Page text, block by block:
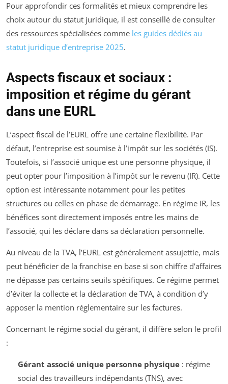
Pour approfondir ces formalités et mieux comprendre les
choix autour du statut juridique, il est conseillé de consulter
des ressources spécialisées comme les guides dédiés au
statut juridique d’entreprise 2025.
Aspects fiscaux et sociaux :
imposition et régime du gérant
dans une EURL
L’aspect fiscal de l’EURL offre une certaine flexibilité. Par
défaut, l’entreprise est soumise à l’impôt sur les sociétés (IS).
Toutefois, si l’associé unique est une personne physique, il
peut opter pour l’imposition à l’impôt sur le revenu (IR). Cette
option est intéressante notamment pour les petites
structures ou celles en phase de démarrage. En régime IR, les
bénéfices sont directement imposés entre les mains de
l’associé, qui les déclare dans sa déclaration personnelle.
Au niveau de la TVA, l’EURL est généralement assujettie, mais
peut bénéficier de la franchise en base si son chiffre d’affaires
ne dépasse pas certains seuils spécifiques. Ce régime permet
d’éviter la collecte et la déclaration de TVA, à condition d’y
apposer la mention réglementaire sur les factures.
Concernant le régime social du gérant, il diffère selon le profil
:
Gérant associé unique personne physique: régime
social des travailleurs indépendants (TNS), avec